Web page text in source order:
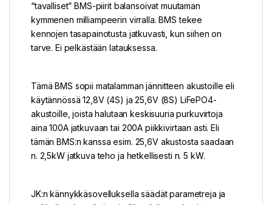
“tavalliset” BMS-piirit balansoivat muutaman
kymmenen milliampeerin virralla. BMS tekee
kennojen tasapainotusta jatkuvasti, kun siihen on
tarve. Ei pelkästään latauksessa.
Tämä BMS sopii matalamman jännitteen akustoille eli
käytännössä 12,8V (4S) ja 25,6V (8S) LiFePO4-
akustoille, joista halutaan keskisuuria purkuvirtoja
aina 100A jatkuvaan tai 200A piikkivirtaan asti. Eli
tämän BMS:n kanssa esim. 25,6V akustosta saadaan
n. 2,5kW jatkuva teho ja hetkellisesti n. 5 kW.
JK:n kännykkäsovelluksella säädät parametreja ja